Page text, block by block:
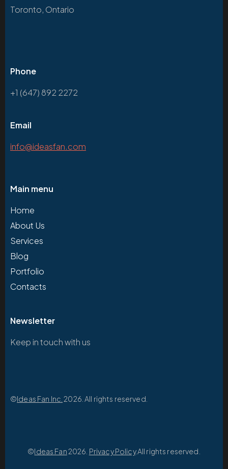
Toronto, Ontario
Phone
+1 (647) 892 2272
Email
info@ideasfan.com
Main menu
Home
About Us
Services
Blog
Portfolio
Contacts
Newsletter
Keep in touch with us
©Ideas Fan Inc. 2026. All rights reserved.
©Ideas Fan2026. Privacy Policy.All rights reserved.